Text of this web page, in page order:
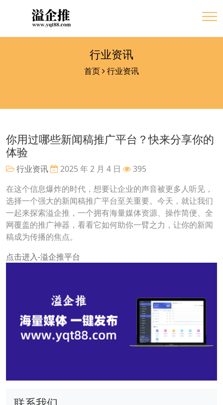
行业资讯
首页 行业资讯
你用过哪些新闻稿推广平台？快来分享你的
体验
行业资讯 2025 年 2 月 4 日
395
在这个信息爆炸的时代，想要让企业的声音被更多人听见，
选择一个强大的新闻稿推广平台至关重要。今天，就让我们
一起来探索溢企推，一个拥有海量媒体资源、操作简便、全
网覆盖的推广神器，看看它如何助你一臂之力，让你的新闻
稿成为传播的焦点。
点击进入-溢企推平台